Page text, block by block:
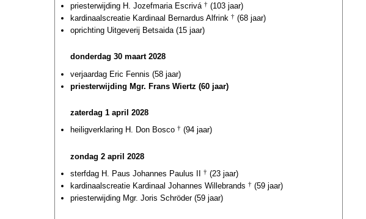
priesterwijding H. Jozefmaria Escrivá † (103 jaar)
kardinaalscreatie Kardinaal Bernardus Alfrink † (68 jaar)
oprichting Uitgeverij Betsaida (15 jaar)
donderdag 30 maart 2028
verjaardag Eric Fennis (58 jaar)
priesterwijding Mgr. Frans Wiertz (60 jaar)
zaterdag 1 april 2028
heiligverklaring H. Don Bosco † (94 jaar)
zondag 2 april 2028
sterfdag H. Paus Johannes Paulus II
† (23 jaar)
kardinaalscreatie Kardinaal Johannes Willebrands † (59 jaar)
priesterwijding Mgr. Joris Schröder (59 jaar)